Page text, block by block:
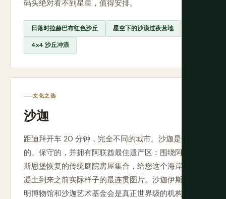
码头绝对看不到星星，值得安排。
日落时拉赫巴布红色沙丘 星空下的沙漠过夜营地
4x4 沙丘冲浪
文化之选
沙迦
距迪拜开车 20 分钟，完全不同的城市。沙迦是禁酒
的、保守的，并拥有阿联酋最佳遗产区：围绕阿尔希
斯恩堡恢复的传统庭院房屋集合，给您这个海岸在混
凝土到来之前实际样子的最连贯图片。沙迦伊斯兰文
明博物馆和沙迦艺术基金会是真正世界级的机构，因